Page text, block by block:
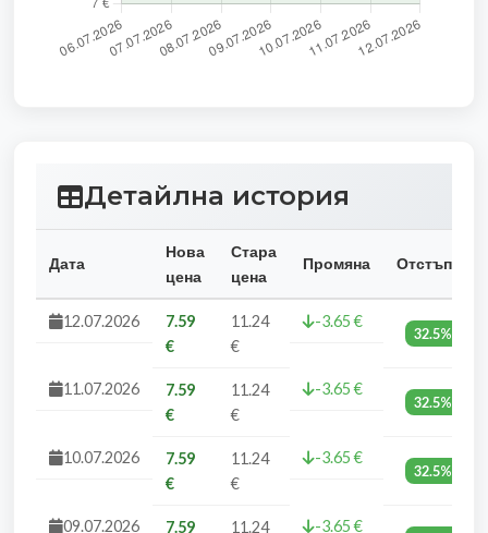
Детайлна история
Дата
Нова
цена
Стара
цена
Промяна Отстъпка
12.07.2026
7.59
€
11.24
€
-3.65 €
32.5%
11.07.2026
7.59
€
11.24
€
-3.65 €
32.5%
10.07.2026
7.59
€
11.24
€
-3.65 €
32.5%
09.07.2026 7.59 11.24 -3.65 €